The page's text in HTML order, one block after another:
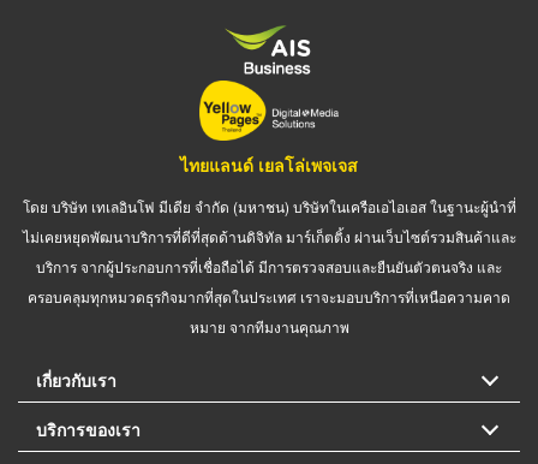
ไทยแลนด์ เยลโล่เพจเจส
โดย บริษัท เทเลอินโฟ มีเดีย จำกัด (มหาชน) บริษัทในเครือเอไอเอส ในฐานะผู้นำที่
ไม่เคยหยุดพัฒนาบริการที่ดีที่สุดด้านดิจิทัล มาร์เก็ตติ้ง ผ่านเว็บไซต์รวมสินค้าและ
บริการ จากผู้ประกอบการที่เชื่อถือได้ มีการตรวจสอบและยืนยันตัวตนจริง และ
ครอบคลุมทุกหมวดธุรกิจมากที่สุดในประเทศ เราจะมอบบริการที่เหนือความคาด
หมาย จากทีมงานคุณภาพ
เกี่ยวกับเรา
บริการของเรา